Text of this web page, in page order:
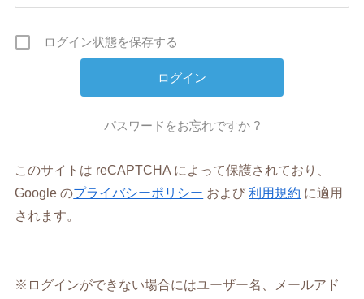
ログイン状態を保存する
パスワードをお忘れですか ?
このサイトは reCAPTCHA によって保護されており、
Google のプライバシーポリシー および利用規約 に適用
されます。
※ログインができない場合にはユーザー名、メールアド